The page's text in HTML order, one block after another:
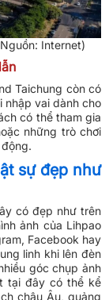
Internet)
Taichung còn có
nhập vai dành cho
có thể tham gia
những trò chơi
sự đẹp như
có đẹp như trên
ảnh của Lihpao
Facebook hay
linh khi lên đèn
góc chụp ảnh
tại đây có thể kể
châu Âu, quảng